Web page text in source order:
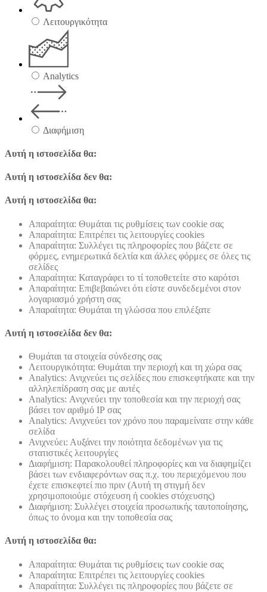
Λειτουργικότητα
Analytics
Διαφήμιση
Αυτή η ιστοσελίδα θα:
Αυτή η ιστοσελίδα δεν θα:
Αυτή η ιστοσελίδα θα:
Απαραίτητα: Θυμάται τις ρυθμίσεις των cookie σας
Απαραίτητα: Επιτρέπει τις λειτουργίες cookies
Απαραίτητα: Συλλέγει τις πληροφορίες που βάζετε σε
φόρμες, ενημερωτικά δελτία και άλλες φόρμες σε όλες τις
σελίδες
Απαραίτητα: Καταγράφει το τί τοποθετείτε στο καρότσι
Απαραίτητα: Επιβεβαιώνει ότι είστε συνδεδεμένοι στον
λογαριασμό χρήστη σας
Απαραίτητα: Θυμάται τη γλώσσα που επιλέξατε
Αυτή η ιστοσελίδα δεν θα:
Θυμάται τα στοιχεία σύνδεσης σας
Λειτουργικότητα: Θυμάται την περιοχή και τη χώρα σας
Analytics: Ανιχνεύει τις σελίδες που επισκεφτήκατε και την
αλληλεπίδραση σας με αυτές
Analytics: Ανιχνεύει την τοποθεσία και την περιοχή σας
βάσει τον αριθμό ΙΡ σας
Analytics: Ανιχνεύει τον χρόνο που παραμείνατε στην κάθε
σελίδα
Ανιχνεύει: Αυξάνει την ποιότητα δεδομένων για τις
στατιστικές λειτουργίες
Διαφήμιση: Παρακολουθεί πληροφορίες και να διαφημίζει
βάσει των ενδιαφερόντων σας π.χ. του περιεχόμενου που
έχετε επισκεφτεί πιο πριν (Αυτή τη στιγμή δεν
χρησιμοποιούμε στόχευση ή cookies στόχευσης)
Διαφήμιση: Συλλέγει στοιχεία προσωπικής ταυτοποίησης,
όπως το όνομα και την τοποθεσία σας
Αυτή η ιστοσελίδα θα:
Απαραίτητα: Θυμάται τις ρυθμίσεις των cookie σας
Απαραίτητα: Επιτρέπει τις λειτουργίες cookies
Απαραίτητα: Συλλέγει τις πληροφορίες που βάζετε σε